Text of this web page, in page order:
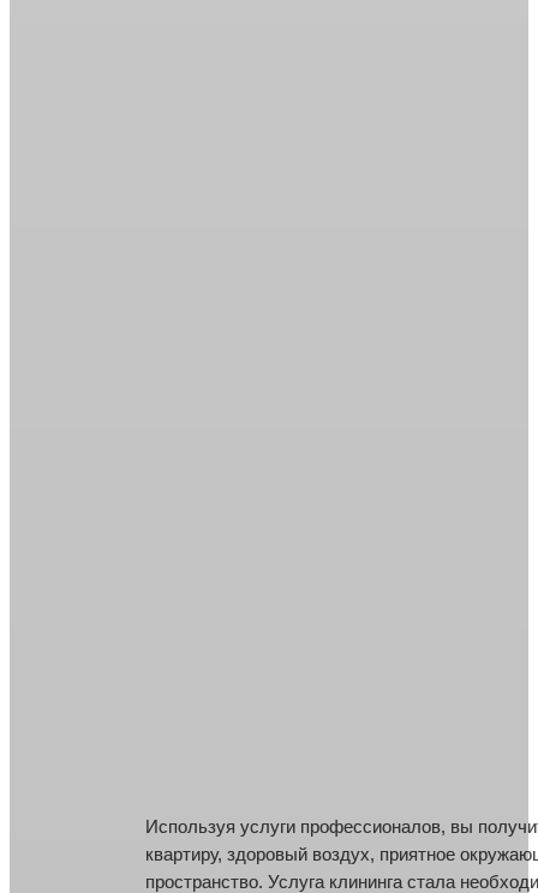
Используя услуги профессионалов, вы
квартиру, здоровый воздух, приятное
пространство. Услуга клининга стала
Используя услуги профессионалов, вы
квартиру, здоровый воздух, приятное
пространство. Услуга клининга стала